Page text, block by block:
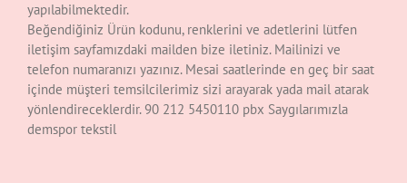
yapılabilmektedir.
Beğendiğiniz Ürün kodunu, renklerini ve adetlerini lütfen
iletişim sayfamızdaki mailden bize iletiniz. Mailinizi ve
telefon numaranızı yazınız. Mesai saatlerinde en geç bir saat
içinde müşteri temsilcilerimiz sizi arayarak yada mail atarak
yönlendireceklerdir. 90 212 5450110 pbx Saygılarımızla
demspor tekstil